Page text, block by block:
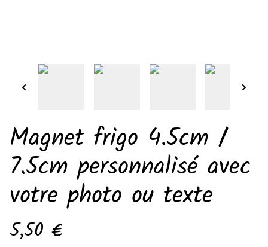
Magnet frigo 4.5cm /
7.5cm personnalisé avec
votre photo ou texte
5,50 €